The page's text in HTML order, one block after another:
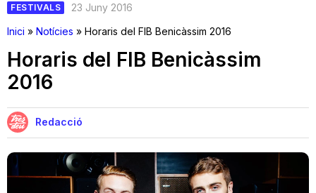
Cinema i Televisió
Festivals
FESTIVALS
23 Juny 2016
Inici » Notícies » Horaris del FIB Benicàssim 2016
Horaris del FIB Benicàssim
2016
Redacció